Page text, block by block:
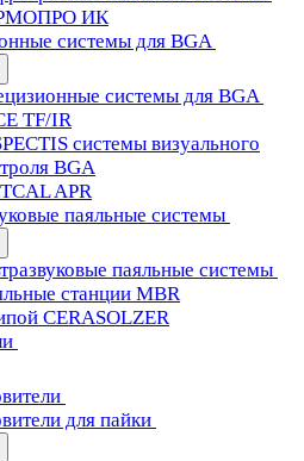
ИК
системы для BGA
системы для BGA
TF/IR
системы визуального
BGA
APR
паяльные системы
паяльные системы
станции MBR
CERASOLZER
для пайки